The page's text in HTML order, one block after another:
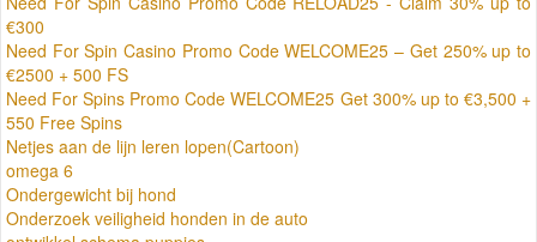
€300
Need For Spin Casino Promo Code WELCOME25 – Get 250% up to
€2500 + 500 FS
Need For Spins Promo Code WELCOME25 Get 300% up to €3,500 +
550 Free Spins
Netjes aan de lijn leren lopen(Cartoon)
omega 6
Ondergewicht bij hond
Onderzoek veiligheid honden in de auto